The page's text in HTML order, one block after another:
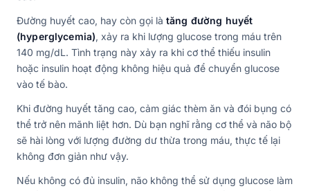
Đường huyết cao, hay còn gọi là tăng đường huyết
(hyperglycemia), xảy ra khi lượng glucose trong máu trên
140 mg/dL. Tình trạng này xảy ra khi cơ thể thiếu insulin
hoặc insulin hoạt động không hiệu quả để chuyển glucose
vào tế bào.
Khi đường huyết tăng cao, cảm giác thèm ăn và đói bụng có
thể trở nên mãnh liệt hơn. Dù bạn nghĩ rằng cơ thể và não bộ
sẽ hài lòng với lượng đường dư thừa trong máu, thực tế lại
không đơn giản như vậy.
Nếu không có đủ insulin, não không thể sử dụng glucose làm